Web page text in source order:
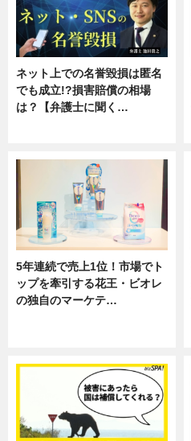
ネット上での名誉毀損は匿名
でも成立!?損害賠償の相場
は？【弁護士に聞く…
5年連続で売上1位！市場でト
ップを牽引する花王・ビオレ
の独自のマーケテ…